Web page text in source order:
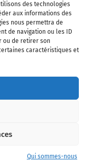
des technologies
aux informations des
nous permettra de
de navigation ou les ID
ou de retirer son
caractéristiques et
Qui sommes-nous
Partenaires
Cookies
l'aviation d'affaires, les
Toute reproduction,
Journal de l’Aviation.